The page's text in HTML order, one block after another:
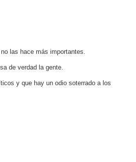
las hace más importantes.
de verdad la gente.
y que hay un odio soterrado a los